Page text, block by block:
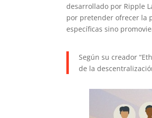
desarrollado por Ripple
por pretender ofrecer la
específicas sino
Según su creador
de la